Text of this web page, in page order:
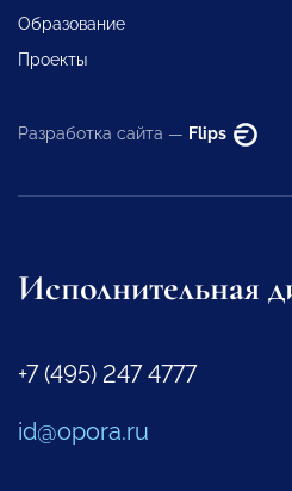
Образование
Проекты
Разработка сайта — Flips
Исполнительная
+7 (495) 247 4777
id@opora.ru